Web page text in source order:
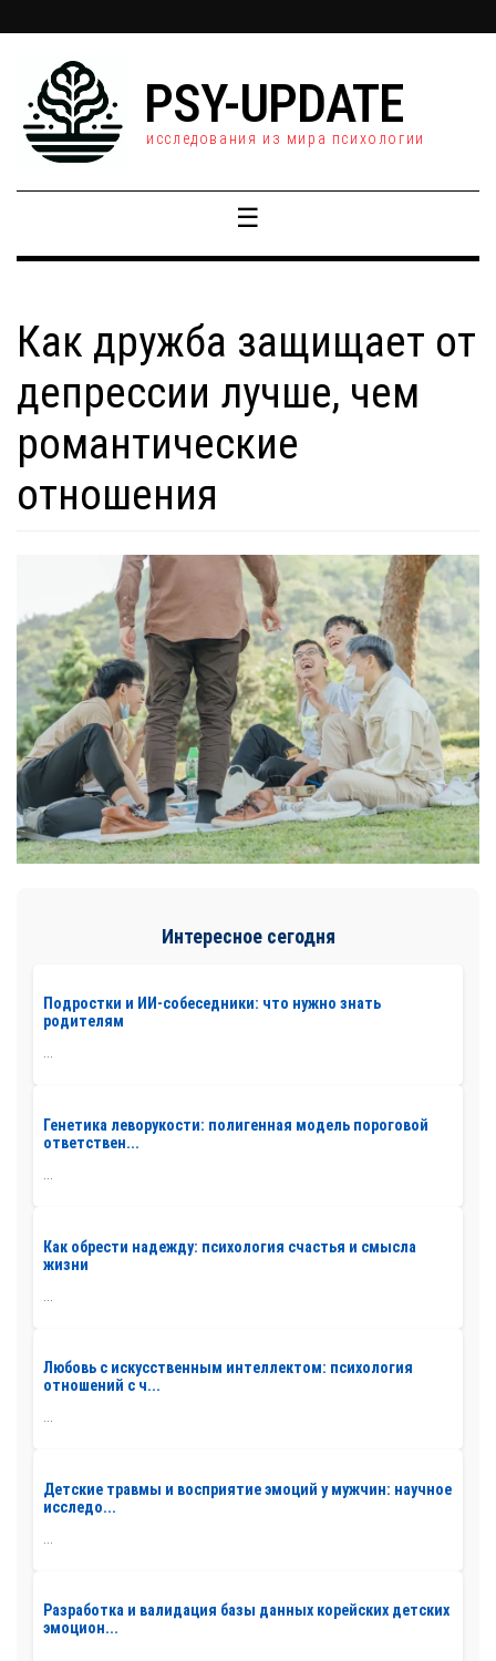
PSY-UPDATE
исследования из мира психологии
☰
Как дружба защищает от
депрессии лучше, чем
романтические
отношения
Интересное сегодня
Подростки и ИИ-собеседники: что нужно знать
родителям
...
Генетика леворукости: полигенная модель пороговой
ответствен...
...
Как обрести надежду: психология счастья и смысла
жизни
Любовь с искусственным интеллектом: психология
отношений с ч...
...
Детские травмы и восприятие эмоций у мужчин: научное
исследо...
Разработка и валидация базы данных корейских детских
эмоцион...